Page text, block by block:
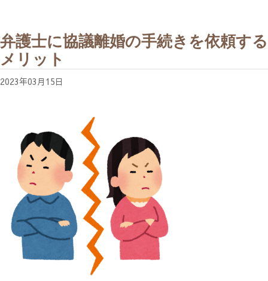
弁護士に協議離婚の手続きを依頼する
メリット
2023年03月15日